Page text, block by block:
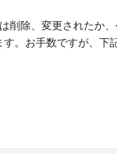
削除、変更されたか
。お手数ですが、下